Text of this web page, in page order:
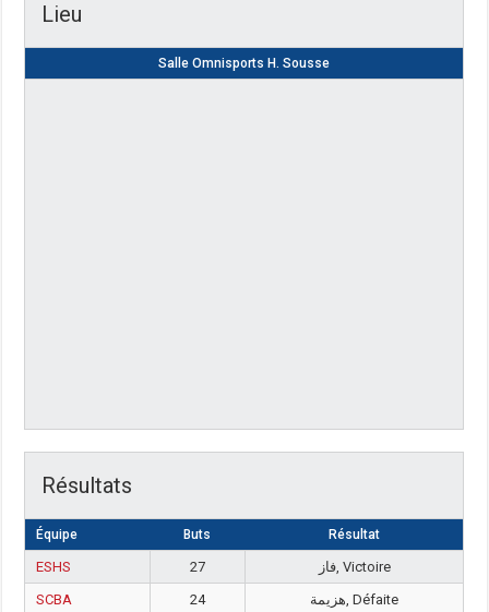
Lieu
Salle Omnisports H. Sousse
Résultats
Équipe Buts Résultat
ESHS 27
فاز, Victoire
SCBA
24 هزيمة, Défaite